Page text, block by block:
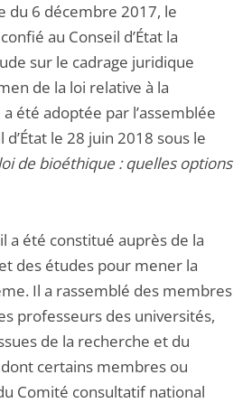
du 6 décembre 2017, le
au Conseil d’État la
sur le cadrage juridique
de la loi relative à la
été adoptée par l’assemblée
le 28 juin 2018 sous le
de bioéthique : quelles options
a été constitué auprès de la
des études pour mener la
Il a rassemblé des membres
professeurs des universités,
de la recherche et du
certains membres ou
Comité consultatif national